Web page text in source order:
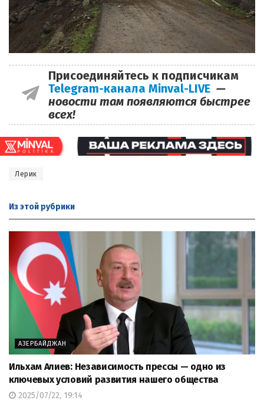
Присоединяйтесь к подписчикам
Telegram-канала Minval-LIVE —
новости там появляются быстрее
всех!
Лерик
Из этой рубрики
АЗЕРБАЙДЖАН
Ильхам Алиев: Независимость прессы — одно из
ключевых условий развития нашего общества
2025/07/22, 19:14